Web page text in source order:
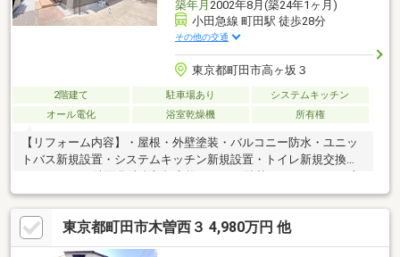
築年月 2002年8月(築24年1ヶ月)
小田急線 町田駅 徒歩28分
その他の交通
東京都町田市高ヶ坂３
2階建て 駐車場あり
システムキッチン
オール電化
浴室乾燥機 所有権
【リフォーム内容】・屋根・外壁塗装・バルコニー防水・ユニッ
トバス新規設置・システムキッチン新規設置・トイレ新規交換
貼り・クッションフロア貼替・建具交換・スイッチコンセント交
換・ハウスクリーニング等
東京都町田市木曽西３ 4,980万円 他